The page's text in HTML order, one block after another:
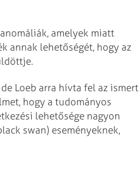
amelyek miatt
annak lehetőségét, hogy az
Loeb arra hívta fel az ismert
hogy a tudományos
lehetősége nagyon
swan) eseményeknek,